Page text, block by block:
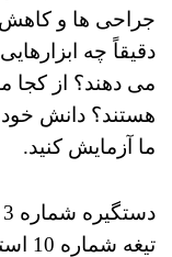
جراحی ها و
دقیقاً چه
می دهند؟ از کجا
ما آزمایش کنید.
دستگیره شماره 3 چاقو